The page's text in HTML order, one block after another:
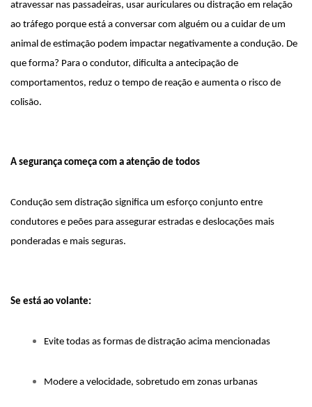
atravessar nas passadeiras, usar auriculares ou distração em relação
ao tráfego porque está a conversar com alguém ou a cuidar de um
animal de estimação podem impactar negativamente a condução. De
que forma? Para o condutor, dificulta a antecipação de
comportamentos, reduz o tempo de reação e aumenta o risco de
colisão.
A segurança começa com a atenção de todos
Condução sem distração significa um esforço conjunto entre
condutores e peões para assegurar estradas e deslocações mais
ponderadas e mais seguras.
Se está ao volante:
Evite todas as formas de distração acima mencionadas
Modere a velocidade, sobretudo em zonas urbanas